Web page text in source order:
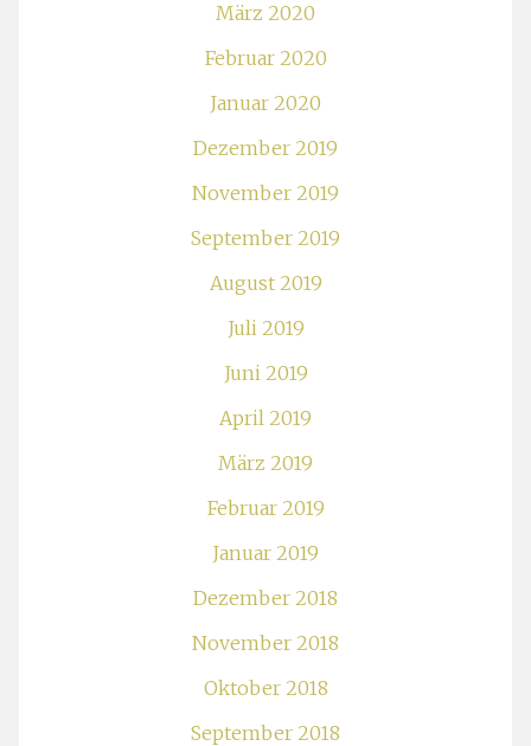
März 2020
Februar 2020
Januar 2020
Dezember 2019
November 2019
September 2019
August 2019
Juli 2019
Juni 2019
April 2019
März 2019
Februar 2019
Januar 2019
Dezember 2018
November 2018
Oktober 2018
September 2018